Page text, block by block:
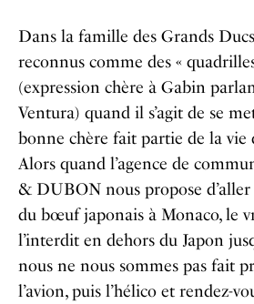
Dans la famille des Grands
reconnus comme des «
(expression chère à Gabin
Ventura) quand il s’agit de se
bonne chère fait partie de la vie
Alors quand l’agence de
& DUBON nous propose d’aller
du bœuf japonais à Monaco, le
l’interdit en dehors du Japon
nous ne nous sommes pas fait
l’avion, puis l’hélico et rendez-